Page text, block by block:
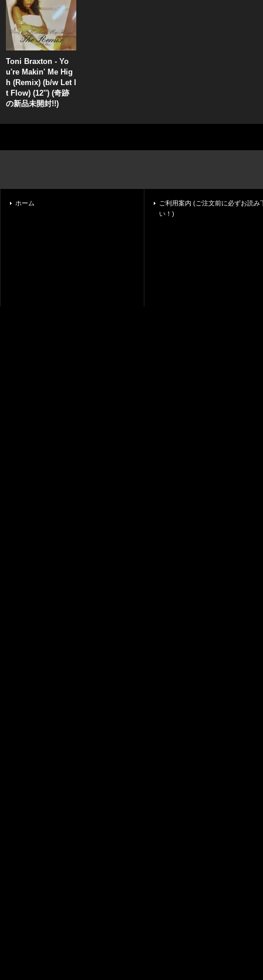
Toni Braxton - Yo
u're Makin' Me Hig
h (Remix) (b/w Let I
t Flow) (12'') (奇跡
の新品未開封!!)
ホーム
ご利用案内 (ご注文前に必ずお読み
い！)